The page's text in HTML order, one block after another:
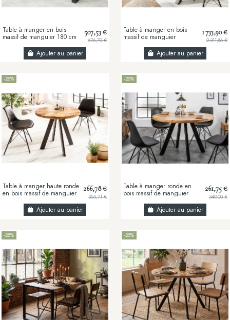
Table à manger en bois
massif de manguier 180 cm
bois massif...
507,53 €
676,70 €
Ajouter au panier
Table à manger en bois
massif de manguier
X en métal
1 733,90 €
2 311,86 €
Ajouter au panier
-25%
Table à manger haute ronde
en bois massif de manguier
266,78 €
355,71 €
Ajouter au panier
-25%
Table à manger ronde en
bois massif de manguier
261,75 €
349,00 €
Ajouter au panier
-25% -25%